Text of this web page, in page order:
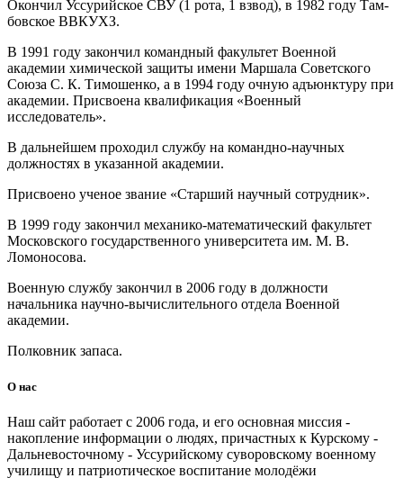
Окончил Уссурийское СВУ (1 рота, 1 взвод), в 1982 году Там­
бовское ВВКУХЗ.
В 1991 году закончил командный факультет Военной
академии химической защиты имени Маршала Советского
Союза С. К. Ти­мошенко, а в 1994 году очную адъюнктуру при
академии. Присвое­на квалификация «Военный
исследователь».
В дальнейшем проходил службу на командно-научных
должно­стях в указанной академии.
Присвоено ученое звание «Старший научный сотрудник».
В 1999 году закончил механико-математический факультет
Мос­ковского государственного университета им. М. В.
Ломоносова.
Военную службу закончил в 2006 году в должности
начальника научно-вычислительного отдела Военной
академии.
Полковник запаса.
О нас
Наш сайт работает с 2006 года, и его основная миссия -
накопление информации о людях, причастных к Курскому -
Дальневосточному - Уссурийскому суворовскому военному
училищу и патриотическое воспитание молодёжи